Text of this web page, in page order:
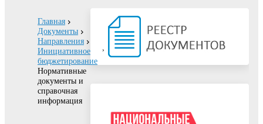
Главная
Документы
Направления
Инициативное
бюджетирование
Нормативные
документы и
справочная
информация